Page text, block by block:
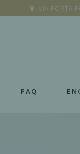
VIA PORTA
FAQ